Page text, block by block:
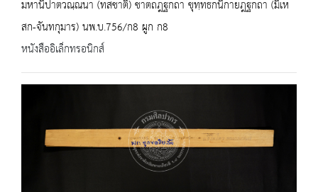
มหานิปาตวณฺณนา (ทสชาติ) ชาตถฎฐกถา ขุทฺทธกนิกายฎฐกถา (มิเห
สก-จันทกุมาร) นพ.บ.756/ก8 ผูก ก8
หนังสืออิเล็กทรอนิกส์